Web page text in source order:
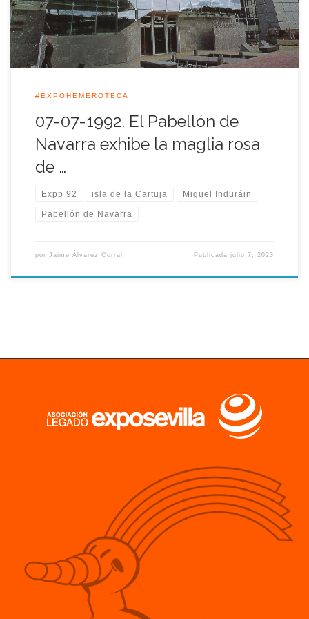
#EXPOHEMEROTECA
07-07-1992. El Pabellón de
Navarra exhibe la maglia rosa
de …
Expp 92 isla de la Cartuja Miguel Induráin
Pabellón de Navarra
por Jaime Álvarez Corral Publicadajulio 7, 2023